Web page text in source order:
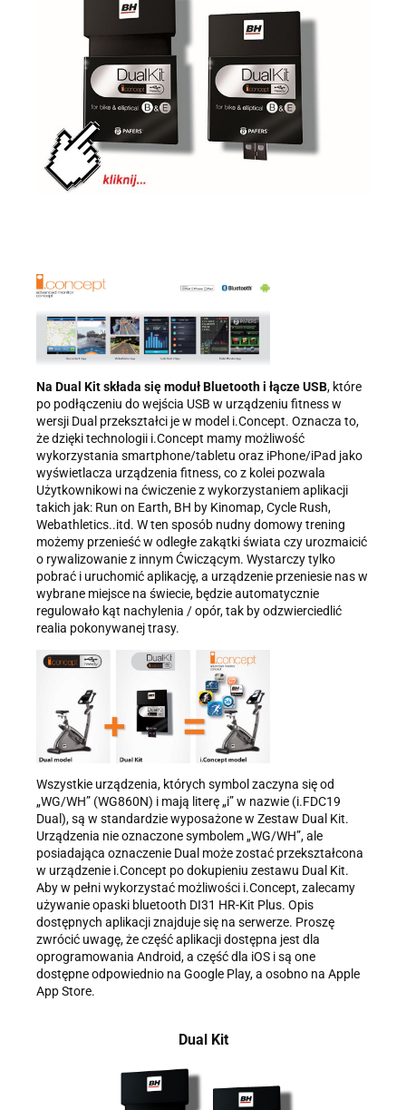
Na Dual Kit składa się moduł Bluetooth i łącze USB, które
po podłączeniu do wejścia USB w urządzeniu fitness w
wersji Dual przekształci je w model i.Concept. Oznacza to,
że dzięki technologii i.Concept mamy możliwość
wykorzystania smartphone/tabletu oraz iPhone/iPad jako
wyświetlacza urządzenia fitness, co z kolei pozwala
Użytkownikowi na ćwiczenie z wykorzystaniem aplikacji
takich jak: Run on Earth, BH by Kinomap, Cycle Rush,
Webathletics..itd. W ten sposób nudny domowy trening
możemy przenieść w odległe zakątki świata czy urozmaicić
o rywalizowanie z innym Ćwiczącym. Wystarczy tylko
pobrać i uruchomić aplikację, a urządzenie przeniesie nas w
wybrane miejsce na świecie, będzie automatycznie
regulowało kąt nachylenia / opór, tak by odzwierciedlić
realia pokonywanej trasy.
Wszystkie urządzenia, których symbol zaczyna się od
„WG/WH” (WG860N) i mają literę „i” w nazwie (i.FDC19
Dual), są w standardzie wyposażone w Zestaw Dual Kit.
Urządzenia nie oznaczone symbolem „WG/WH”, ale
posiadająca oznaczenie Dual może zostać przekształcona
w urządzenie i.Concept po dokupieniu zestawu Dual Kit.
Aby w pełni wykorzystać możliwości i.Concept, zalecamy
używanie opaski bluetooth DI31 HR-Kit Plus. Opis
dostępnych aplikacji znajduje się na serwerze. Proszę
zwrócić uwagę, że część aplikacji dostępna jest dla
oprogramowania Android, a część dla iOS i są one
dostępne odpowiednio na Google Play, a osobno na Apple
App Store.
Dual Kit